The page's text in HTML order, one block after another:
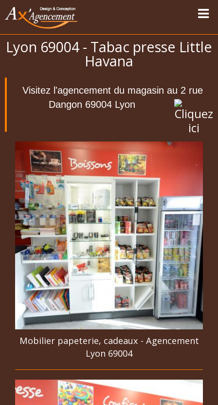
Accueil
Magasins Sport-Vêtements
Carte des modernisations
Témoignages
Contact
Lyon 69004 - Tabac presse Little
Havana
Visitez l'agencement du magasin au 2 rue
Dangon 69004 Lyon
Mobilier papeterie, cadeaux - Agencement
Lyon 69004